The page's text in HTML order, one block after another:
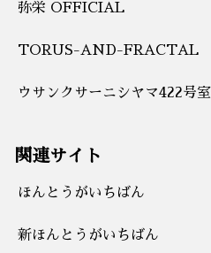
弥栄 OFFICIAL
TORUS-AND-FRACTAL
ウサンクサーニシヤマ422号室
関連サイト
ほんとうがいちばん
新ほんとうがいちばん